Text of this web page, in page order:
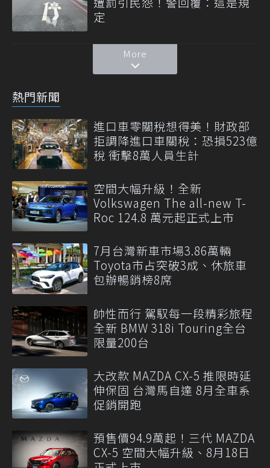
定
More
熱門新聞
進口車零關稅想得美！財政部
拒調降進口車關稅：恐損523億
稅 衝擊8萬人員生計
空間大幅升級！全新
Volkswagen The all-new T-
Roc 124.8 萬元起正式上市
7月台灣新車市場3.86萬輛
Toyota市占突破3成、休旅車
包辦暢銷榜8席
帥性而行 駕馭每一段精彩旅程
全新 BMW 318i Touring全台
限量200台
大改款 MAZDA CX-5 推限時延
伸保固 台灣馬自達 8月全車系
促銷開跑
預售價94.9萬起！三代 MAZDA
CX-5 空間大幅升級、8月18日